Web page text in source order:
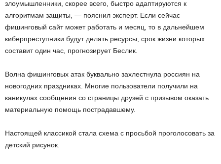
злоумышленники, скорее всего, быстро адаптируются к
алгоритмам защиты, — пояснил эксперт. Если сейчас
фишинговый сайт может работать и месяц, то в дальнейшем
киберпреступники будут делать ресурсы, срок жизни которых
составит один час, прогнозирует Беслик.
Волна фишинговых атак буквально захлестнула россиян на
новогодних праздниках. Многие пользователи получили на
каникулах сообщения со страницы друзей с призывом оказать
материальную помощь пострадавшему.
Настоящей классикой стала схема с просьбой проголосовать за
детский рисунок.